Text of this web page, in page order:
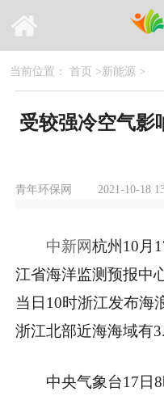
当前位置： 首页 >新能源 >
受较强冷空气影
青年环保网 2021-10-18
中新网杭州10月
江省海洋监测预报中
当日10时浙江发布海
浙江北部近海海域有
中央气象台17日